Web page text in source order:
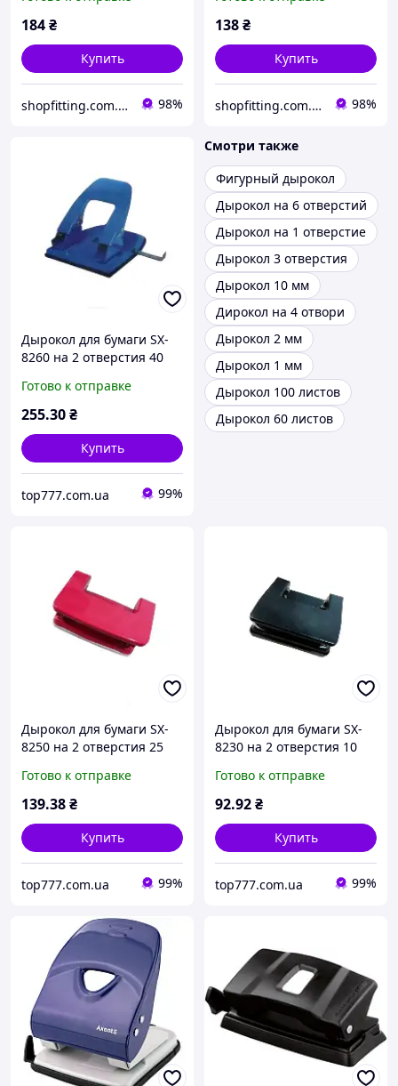
184₴
Купить
shopfitting.com.ua 98%
138₴
Купить
shopfitting.com.ua 98%
Дырокол для бумаги SX-
8260 на 2 отверстия 40
Готово к отправке
255.30₴
Купить
top777.com.ua 99%
Смотри также
Фигурный дырокол
Дырокол на 6 отверстий
Дырокол на 1 отверстие
Дырокол 3 отверстия
Дырокол 10 мм
Дирокол на 4 отвори
Дырокол 2 мм
Дырокол 1 мм
Дырокол 100 листов
Дырокол 60 листов
Дырокол для бумаги SX-
8250 на 2 отверстия 25
Готово к отправке
139.38₴
Купить
top777.com.ua 99%
Дырокол для бумаги SX-
8230 на 2 отверстия 10
Готово к отправке
92.92₴
Купить
top777.com.ua 99%